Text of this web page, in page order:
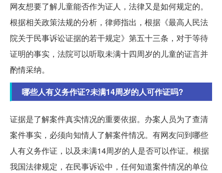
网友想要了解儿童能否作为证人，法律又是如何规定的。
根据相关政策法规的分析，律师指出，根据《最高人民法
院关于民事诉讼证据的若干规定》第五十三条，对于等待
证明的事实，法院可以听取未满十四周岁的儿童的证言并
酌情采纳。
哪些人有义务作证?未满14周岁的人可作证吗?
证据是了解案件真实情况的重要依据。办案人员为了查清
案件事实，必须向知情人了解案件情况。有网友问到哪些
人有义务作证，以及未满14周岁的人是否可以作证。根据
我国法律规定，在民事诉讼中，任何知道案件情况的单位